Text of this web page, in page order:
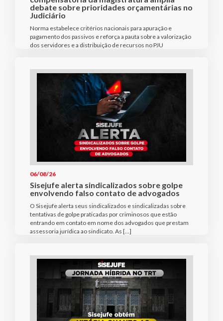
debate sobre prioridades orçamentárias no
Judiciário
Norma estabelece critérios nacionais para apuração e
pagamento dos passivos e reforça a pauta sobre a valorização
dos servidores e a distribuição de recursos no PJU
06/08/26
Sisejufe alerta sindicalizados sobre golpe
envolvendo falso contato de advogados
O Sisejufe alerta seus sindicalizados e sindicalizadas sobre
tentativas de golpe praticadas por criminosos que estão
entrando em contato em nome dos advogados que prestam
assessoria jurídica ao sindicato. As […]